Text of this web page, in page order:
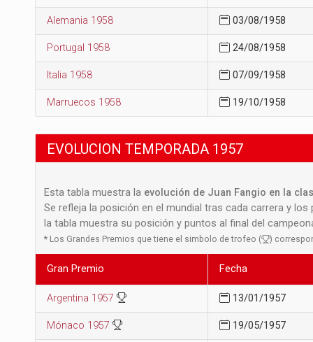
Alemania 1958 03/08/1958
Portugal 1958 24/08/1958
Italia 1958 07/09/1958
Marruecos 1958 19/10/1958
EVOLUCION TEMPORADA 1957
Esta tabla muestra la evolución de Juan Fangio en la
Se refleja la posición en el mundial tras cada carrera y
la tabla muestra su posición y puntos al final del
* Los Grandes Premios que tiene el simbolo de trofeo ( )
Gran Premio Fecha
Argentina 1957 13/01/1957
Mónaco 1957 19/05/1957